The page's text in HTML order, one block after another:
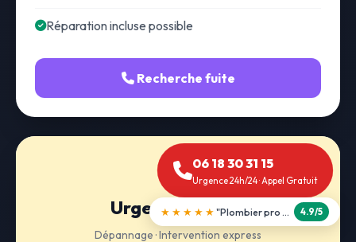
Réparation incluse possible
Recherche fuite
Urgence 24h/24
Dépannage · Intervention express
06 18 30 31 15
Urgence 24h/24 · Appel Gratuit
★★★★★ "Débouchage WC en 30 min" 5.0/5